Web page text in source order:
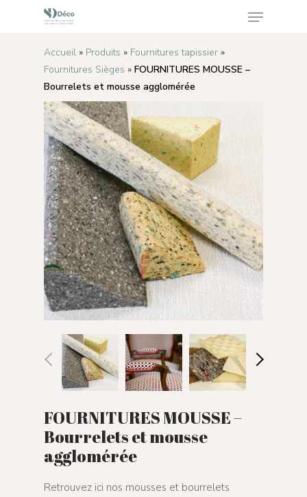
Appuyez sur Enter pour rechercher ou sur ESC
pour fermer
Accueil » Produits » Fournitures tapissier »
Fournitures Sièges » FOURNITURES MOUSSE –
Bourrelets et mousse agglomérée
FOURNITURES MOUSSE –
Bourrelets et mousse
agglomérée
Retrouvez ici nos mousses et bourrelets